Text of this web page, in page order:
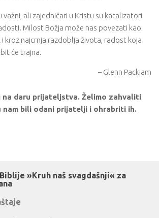
važni, ali zajedničari u Kristu su katalizatori
Milost Božja može nas povezati kao
i kroz najcrnja razdoblja života, radost koja
će trajna.
– Glenn Packiam
na daru prijateljstva. Želimo zahvaliti
nam bili odani prijatelji i ohrabriti ih.
»Kruh naš svagdašnji« za